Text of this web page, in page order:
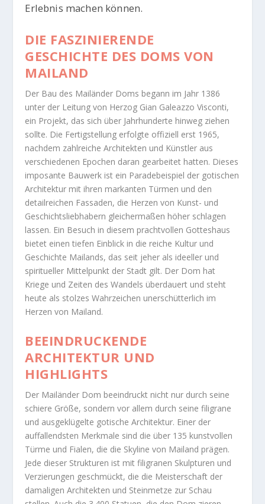
Erlebnis machen können.
DIE FASZINIERENDE
GESCHICHTE DES DOMS VON
MAILAND
Der Bau des Mailänder Doms begann im Jahr 1386
unter der Leitung von Herzog Gian Galeazzo Visconti,
ein Projekt, das sich über Jahrhunderte hinweg ziehen
sollte. Die Fertigstellung erfolgte offiziell erst 1965,
nachdem zahlreiche Architekten und Künstler aus
verschiedenen Epochen daran gearbeitet hatten. Dieses
imposante Bauwerk ist ein Paradebeispiel der gotischen
Architektur mit ihren markanten Türmen und den
detailreichen Fassaden, die Herzen von Kunst- und
Geschichtsliebhabern gleichermaßen höher schlagen
lassen. Ein Besuch in diesem prachtvollen Gotteshaus
bietet einen tiefen Einblick in die reiche Kultur und
Geschichte Mailands, das seit jeher als ideeller und
spiritueller Mittelpunkt der Stadt gilt. Der Dom hat
Kriege und Zeiten des Wandels überdauert und steht
heute als stolzes Wahrzeichen unerschütterlich im
Herzen von Mailand.
BEEINDRUCKENDE
ARCHITEKTUR UND
HIGHLIGHTS
Der Mailänder Dom beeindruckt nicht nur durch seine
schiere Größe, sondern vor allem durch seine filigrane
und ausgeklügelte gotische Architektur. Einer der
auffallendsten Merkmale sind die über 135 kunstvollen
Türme und Fialen, die die Skyline von Mailand prägen.
Jede dieser Strukturen ist mit filigranen Skulpturen und
Verzierungen geschmückt, die die Meisterschaft der
damaligen Architekten und Steinmetze zur Schau